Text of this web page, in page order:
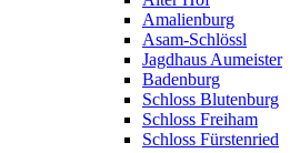
Amalienburg
Asam-Schlössl
Jagdhaus Aumeister
Badenburg
Schloss Blutenburg
Schloss Freiham
Schloss Fürstenried